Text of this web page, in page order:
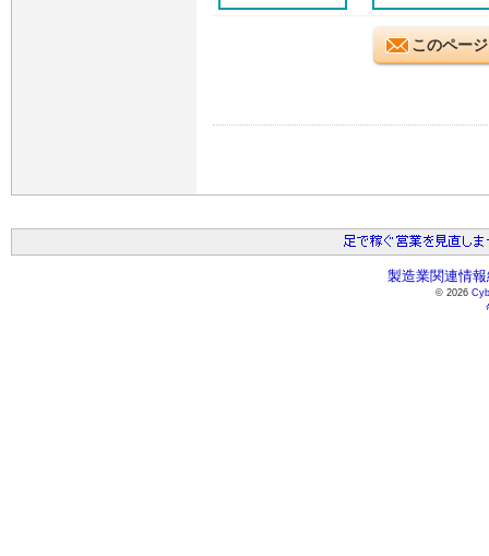
このペー
製造業関連情
© 2026